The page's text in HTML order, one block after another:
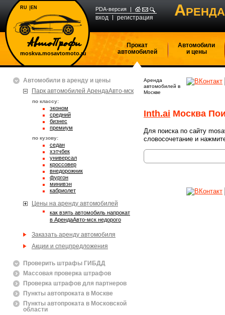
moskva.mosavtomoto.ru
PDA-версия
вход регистрация А
RU EN
Прокат
автомобилей
Автомобили
и цены
Автомобили в аренду и цены
Парк автомобилей АрендаАвто-мск
по классу:
эконом
средний
бизнес
премиум
по кузову:
седан
хэтчбек
универсал
кроссовер
внедорожник
фургон
минивэн
кабриолет
Цены на аренду автомобилей
Как взять автомобиль напрокат
в АрендаАвто-мск недорого
Заказать аренду автомобиля
Акции и спецпредложения
Проверить штрафы ГИБДД
Массовая проверка штрафов
Проверка штрафов для партнеров
Пункты автопроката в Москве
Пункты автопроката в Московской
области
Аренда
автомобилей в
Москве
Inth.ai Москва
Для поиска по сайту
словосочетание и